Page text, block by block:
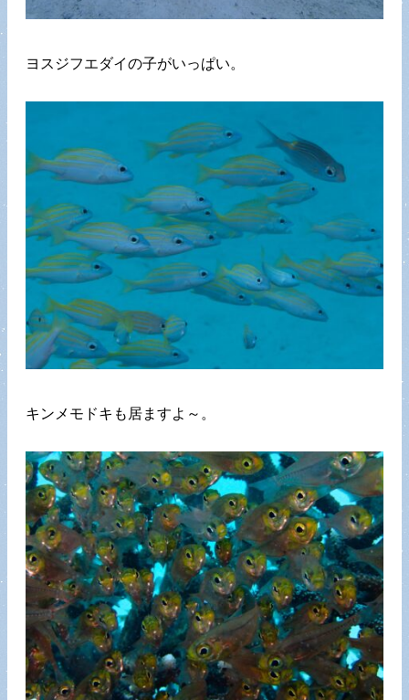
ヨスジフエダイの子がいっぱい。
キンメモドキも居ますよ～。